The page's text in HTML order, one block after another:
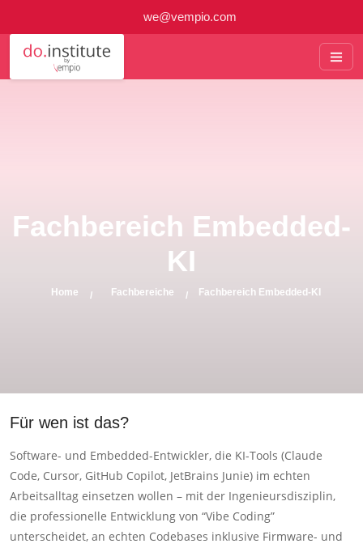
we@vempio.com
Fachbereich Embedded-
KI
Home Fachbereiche Fachbereich Embedded-KI
Für wen ist das?
Software- und Embedded-Entwickler, die KI-Tools (Claude
Code, Cursor, GitHub Copilot, JetBrains Junie) im echten
Arbeitsalltag einsetzen wollen – mit der Ingenieursdisziplin,
die professionelle Entwicklung von “Vibe Coding”
unterscheidet, an echten Codebases inklusive Firmware- und